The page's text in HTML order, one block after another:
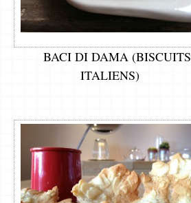
BACI DI DAMA (BISCUITS
ITALIENS)